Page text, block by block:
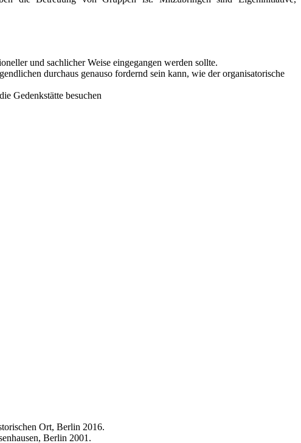
und sachlicher Weise eingegangen werden sollte.
durchaus genauso fordernd sein kann, wie der organisatorische
Gedenkstätte besuchen
Ort, Berlin 2016.
Berlin 2001.